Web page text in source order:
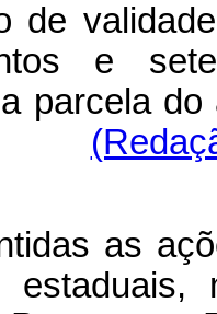
de
e
parcela do
as